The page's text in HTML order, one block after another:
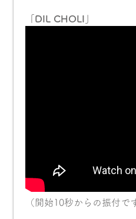
「DIL CHOLI」
（開始10秒からの振付で